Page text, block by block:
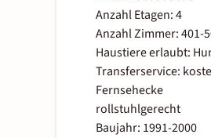
Anzahl Etagen: 4
Anzahl Zimmer: 401-
Haustiere erlaubt:
Transferservice:
Fernsehecke
rollstuhlgerecht
Baujahr: 1991-2000